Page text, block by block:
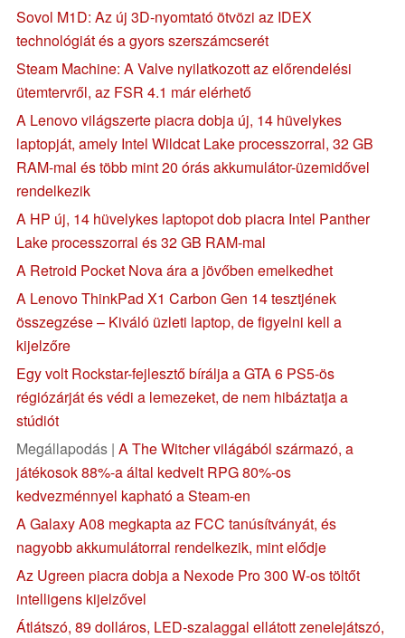
Sovol M1D: Az új 3D-nyomtató ötvözi az IDEX
technológiát és a gyors szerszámcserét
Steam Machine: A Valve nyilatkozott az előrendelési
ütemtervről, az FSR 4.1 már elérhető
A Lenovo világszerte piacra dobja új, 14 hüvelykes
laptopját, amely Intel Wildcat Lake processzorral, 32 GB
RAM-mal és több mint 20 órás akkumulátor-üzemidővel
rendelkezik
A HP új, 14 hüvelykes laptopot dob piacra Intel Panther
Lake processzorral és 32 GB RAM-mal
A Retroid Pocket Nova ára a jövőben emelkedhet
A Lenovo ThinkPad X1 Carbon Gen 14 tesztjének
összegzése – Kiváló üzleti laptop, de figyelni kell a
kijelzőre
Egy volt Rockstar-fejlesztő bírálja a GTA 6 PS5-ös
régiózárját és védi a lemezeket, de nem hibáztatja a
stúdiót
Megállapodás | A The Witcher világából származó, a
játékosok 88%-a által kedvelt RPG 80%-os
kedvezménnyel kapható a Steam-en
A Galaxy A08 megkapta az FCC tanúsítványát, és
nagyobb akkumulátorral rendelkezik, mint elődje
Az Ugreen piacra dobja a Nexode Pro 300 W-os töltőt
intelligens kijelzővel
Átlátszó, 89 dolláros, LED-szalaggal ellátott zenelejátszó,